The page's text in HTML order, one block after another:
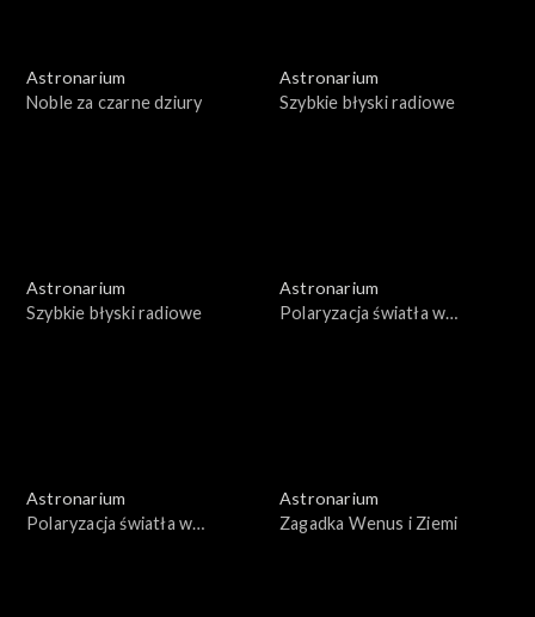
Astronarium
Noble za czarne dziury
Astronarium
Szybkie błyski radiowe
Astronarium
Szybkie błyski radiowe
Astronarium
Polaryzacja światła w
Astronarium
Polaryzacja światła w
Astronarium
Zagadka Wenus i Ziemi